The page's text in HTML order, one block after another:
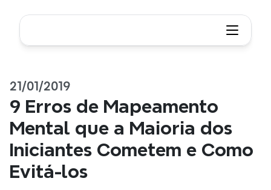
21/01/2019
9 Erros de Mapeamento
Mental que a Maioria dos
Iniciantes Cometem e Como
Evitá-los